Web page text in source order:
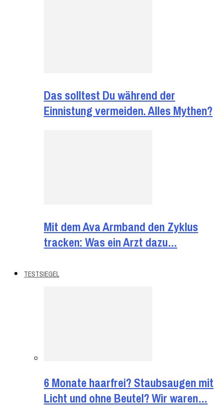
Das solltest Du während der
Einnistung vermeiden. Alles Mythen?
Mit dem Ava Armband den Zyklus
tracken: Was ein Arzt dazu…
TESTSIEGEL
6 Monate haarfrei? Staubsaugen mit
Licht und ohne Beutel? Wir waren…